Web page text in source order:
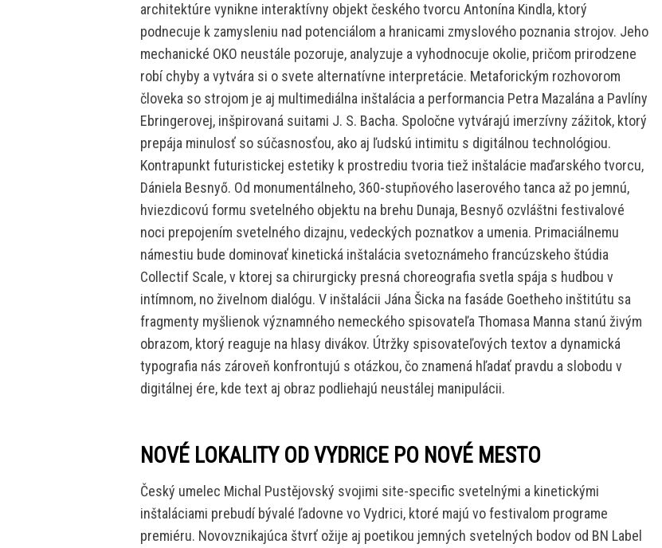
architektúre vynikne interaktívny objekt českého tvorcu Antonína Kindla, ktorý
podnecuje k zamysleniu nad potenciálom a hranicami zmyslového poznania strojov. Jeho
mechanické OKO neustále pozoruje, analyzuje a vyhodnocuje okolie, pričom prirodzene
robí chyby a vytvára si o svete alternatívne interpretácie. Metaforickým rozhovorom
človeka so strojom je aj multimediálna inštalácia a performancia Petra Mazalána a Pavlíny
Ebringerovej, inšpirovaná suitami J. S. Bacha. Spoločne vytvárajú imerzívny zážitok, ktorý
prepája minulosť so súčasnosťou, ako aj ľudskú intimitu s digitálnou technológiou.
Kontrapunkt futuristickej estetiky k prostrediu tvoria tiež inštalácie maďarského tvorcu,
Dániela Besnyő. Od monumentálneho, 360-stupňového laserového tanca až po jemnú,
hviezdicovú formu svetelného objektu na brehu Dunaja, Besnyő ozvláštni festivalové
noci prepojením svetelného dizajnu, vedeckých poznatkov a umenia. Primaciálnemu
námestiu bude dominovať kinetická inštalácia svetoznámeho francúzskeho štúdia
Collectif Scale, v ktorej sa chirurgicky presná choreografia svetla spája s hudbou v
intímnom, no živelnom dialógu. V inštalácii Jána Šicka na fasáde Goetheho inštitútu sa
fragmenty myšlienok významného nemeckého spisovateľa Thomasa Manna stanú živým
obrazom, ktorý reaguje na hlasy divákov. Útržky spisovateľových textov a dynamická
typografia nás zároveň konfrontujú s otázkou, čo znamená hľadať pravdu a slobodu v
digitálnej ére, kde text aj obraz podliehajú neustálej manipulácii.
NOVÉ LOKALITY OD VYDRICE PO NOVÉ MESTO
Český umelec Michal Pustějovský svojimi site-specific svetelnými a kinetickými
inštaláciami prebudí bývalé ľadovne vo Vydrici, ktoré majú vo festivalom programe
premiéru. Novovznikajúca štvrť ožije aj poetikou jemných svetelných bodov od BN Label